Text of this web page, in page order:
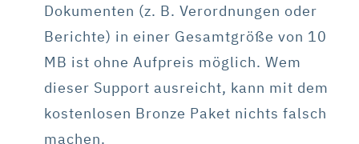
Dokumenten (z. B. Verordnungen oder
Berichte) in einer Gesamtgröße von 10
MB ist ohne Aufpreis möglich. Wem
dieser Support ausreicht, kann mit dem
kostenlosen Bronze Paket nichts falsch
machen.